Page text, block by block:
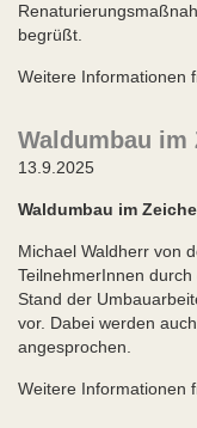
begrüßt.
Weitere Informationen
Waldumbau im
13.9.2025
Waldumbau im
Michael Waldherr von
TeilnehmerInnen
Stand der
vor. Dabei werden
angesprochen.
Weitere Informationen